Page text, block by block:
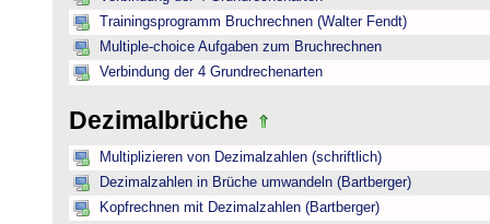
Trainingsprogramm Bruchrechnen (Walter Fendt)
Multiple-choice Aufgaben zum Bruchrechnen
Verbindung der 4 Grundrechenarten
Dezimalbrüche
Multiplizieren von Dezimalzahlen (schriftlich)
Dezimalzahlen in Brüche umwandeln (Bartberger)
Kopfrechnen mit Dezimalzahlen (Bartberger)